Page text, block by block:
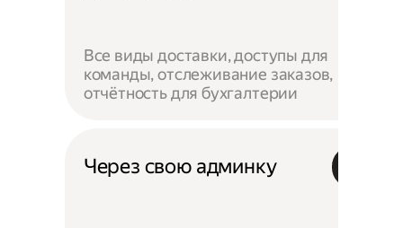
Все виды доставки, доступы для
команды, отслеживание заказов,
отчётность для бухгалтерии
Через свою админку